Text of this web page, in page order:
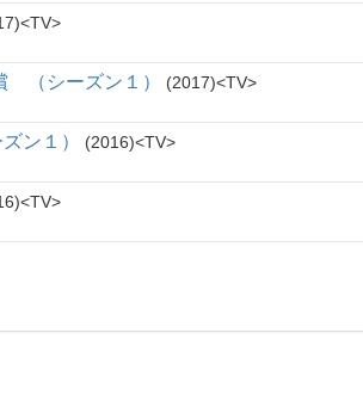
TV
（シーズン１） 2017 TV
ン１） 2016 TV
TV